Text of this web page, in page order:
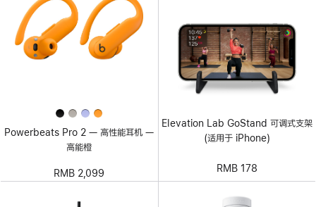
Powerbeats Pro 2 — 高性能耳机 —
高能橙
RMB 2,099
Elevation Lab GoStand 可调式支架
(适用于 iPhone)
RMB 178